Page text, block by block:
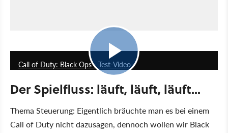
Call of Duty: Black Ops - Test-Video
Der Spielfluss: läuft, läuft, läuft...
Thema Steuerung: Eigentlich bräuchte man es bei einem
Call of Duty nicht dazusagen, dennoch wollen wir Black